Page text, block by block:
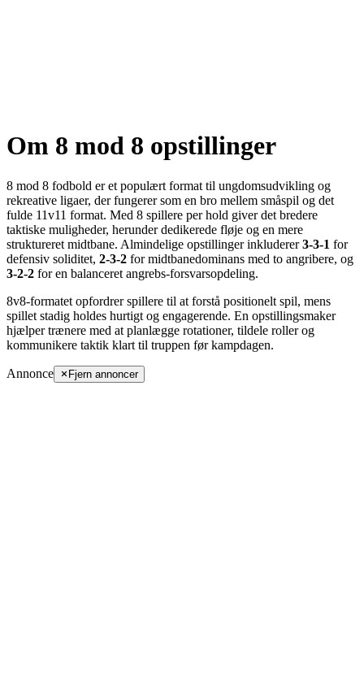
Om 8 mod 8 opstillinger
8 mod 8 fodbold er et populært format til ungdomsudvikling og
rekreative ligaer, der fungerer som en bro mellem småspil og det
fulde 11v11 format. Med 8 spillere per hold giver det bredere
taktiske muligheder, herunder dedikerede fløje og en mere
struktureret midtbane. Almindelige opstillinger inkluderer3-3-1 for
defensiv soliditet, 2-3-2 for midtbanedominans med to angribere, og
3-2-2 for en balanceret angrebs-forsvarsopdeling.
8v8-formatet opfordrer spillere til at forstå positionelt spil, mens
spillet stadig holdes hurtigt og engagerende. En opstillingsmaker
hjælper trænere med at planlægge rotationer, tildele roller og
kommunikere taktik klart til truppen før kampdagen.
Annonce Fjern annoncer